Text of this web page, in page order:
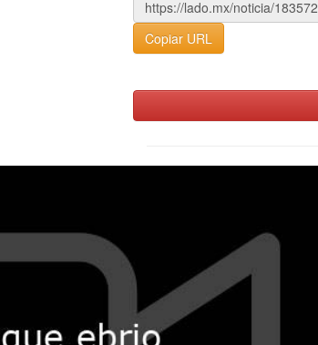
Copiar URL